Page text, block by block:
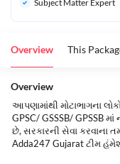
Subject Matter Expert
Overview This
Overview
આપણામાંથી મોટાભાગના
GPSC/ GSSSB/ GPSSB
છે, સરકારની સેવા કરવાના
Adda247 Gujarat ટીમ